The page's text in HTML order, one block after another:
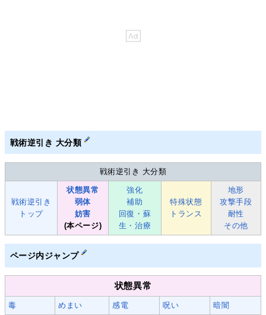
戦術逆引き 大分類
戦術逆引き 大分類
戦術逆引き
トップ
状態異常
弱体
妨害
(本ページ)
強化
補助
回復・蘇
生・治療
特殊状態
トランス
地形
攻撃手段
耐性
その他
ページ内ジャンプ
状態異常
毒 めまい 感電 呪い 暗闇